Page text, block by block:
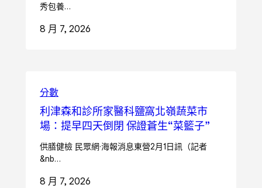
秀包養…
8 月 7, 2026
分數
利津森和診所家醫科鹽窩北嶺蔬菜市
場：提早四天倒閉 保證蒼生“菜籃子”
供膳健檢 民眾網·海報消息東營2月1日訊（記者
&nb…
8 月 7, 2026